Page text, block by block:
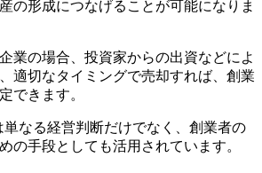
の形成につなげることが可能になりま
業の場合、投資家からの出資などによ
適切なタイミングで売却すれば、創業
できます。
なる経営判断だけでなく、創業者の
の手段としても活用されています。